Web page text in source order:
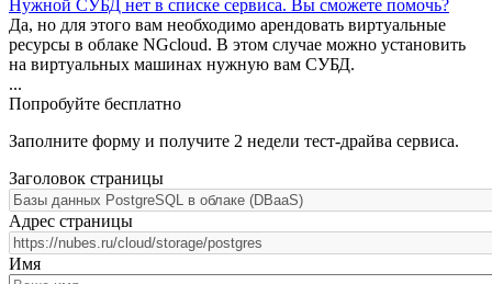
Нужной СУБД нет в списке сервиса. Вы сможете помочь?
Да, но для этого вам необходимо арендовать виртуальные
ресурсы в облаке NGcloud. В этом случае можно установить
на виртуальных машинах нужную вам СУБД.
...
Попробуйте бесплатно
Заполните форму и получите 2 недели тест-драйва сервиса.
Заголовок страницы
Адрес страницы
Имя